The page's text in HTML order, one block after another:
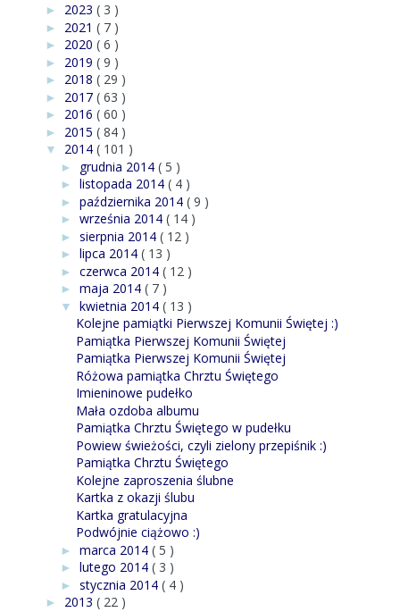
► 2023 ( 3 )
► 2021 ( 7 )
► 2020 ( 6 )
► 2019 ( 9 )
► 2018 ( 29 )
► 2017 ( 63 )
► 2016 ( 60 )
► 2015 ( 84 )
▼ 2014 ( 101 )
► grudnia 2014 ( 5 )
► listopada 2014 ( 4 )
► października 2014 ( 9 )
► września 2014 ( 14 )
► sierpnia 2014 ( 12 )
► lipca 2014 ( 13 )
► czerwca 2014 ( 12 )
► maja 2014 ( 7 )
▼ kwietnia 2014 ( 13 )
Kolejne pamiątki Pierwszej Komunii Świętej :)
Pamiątka Pierwszej Komunii Świętej
Pamiątka Pierwszej Komunii Świętej
Różowa pamiątka Chrztu Świętego
Imieninowe pudełko
Mała ozdoba albumu
Pamiątka Chrztu Świętego w pudełku
Powiew świeżości, czyli zielony przepiśnik :)
Pamiątka Chrztu Świętego
Kolejne zaproszenia ślubne
Kartka z okazji ślubu
Kartka gratulacyjna
Podwójnie ciążowo :)
► marca 2014 ( 5 )
► lutego 2014 ( 3 )
► stycznia 2014 ( 4 )
► 2013 ( 22 )